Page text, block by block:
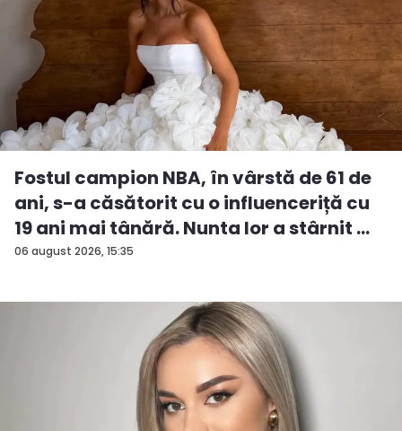
06 august 2026, 15:35
Fostul campion NBA, în vârstă de 61 de
ani, s-a căsătorit cu o influenceriță cu
19 ani mai tânără. Nunta lor a stârnit ...